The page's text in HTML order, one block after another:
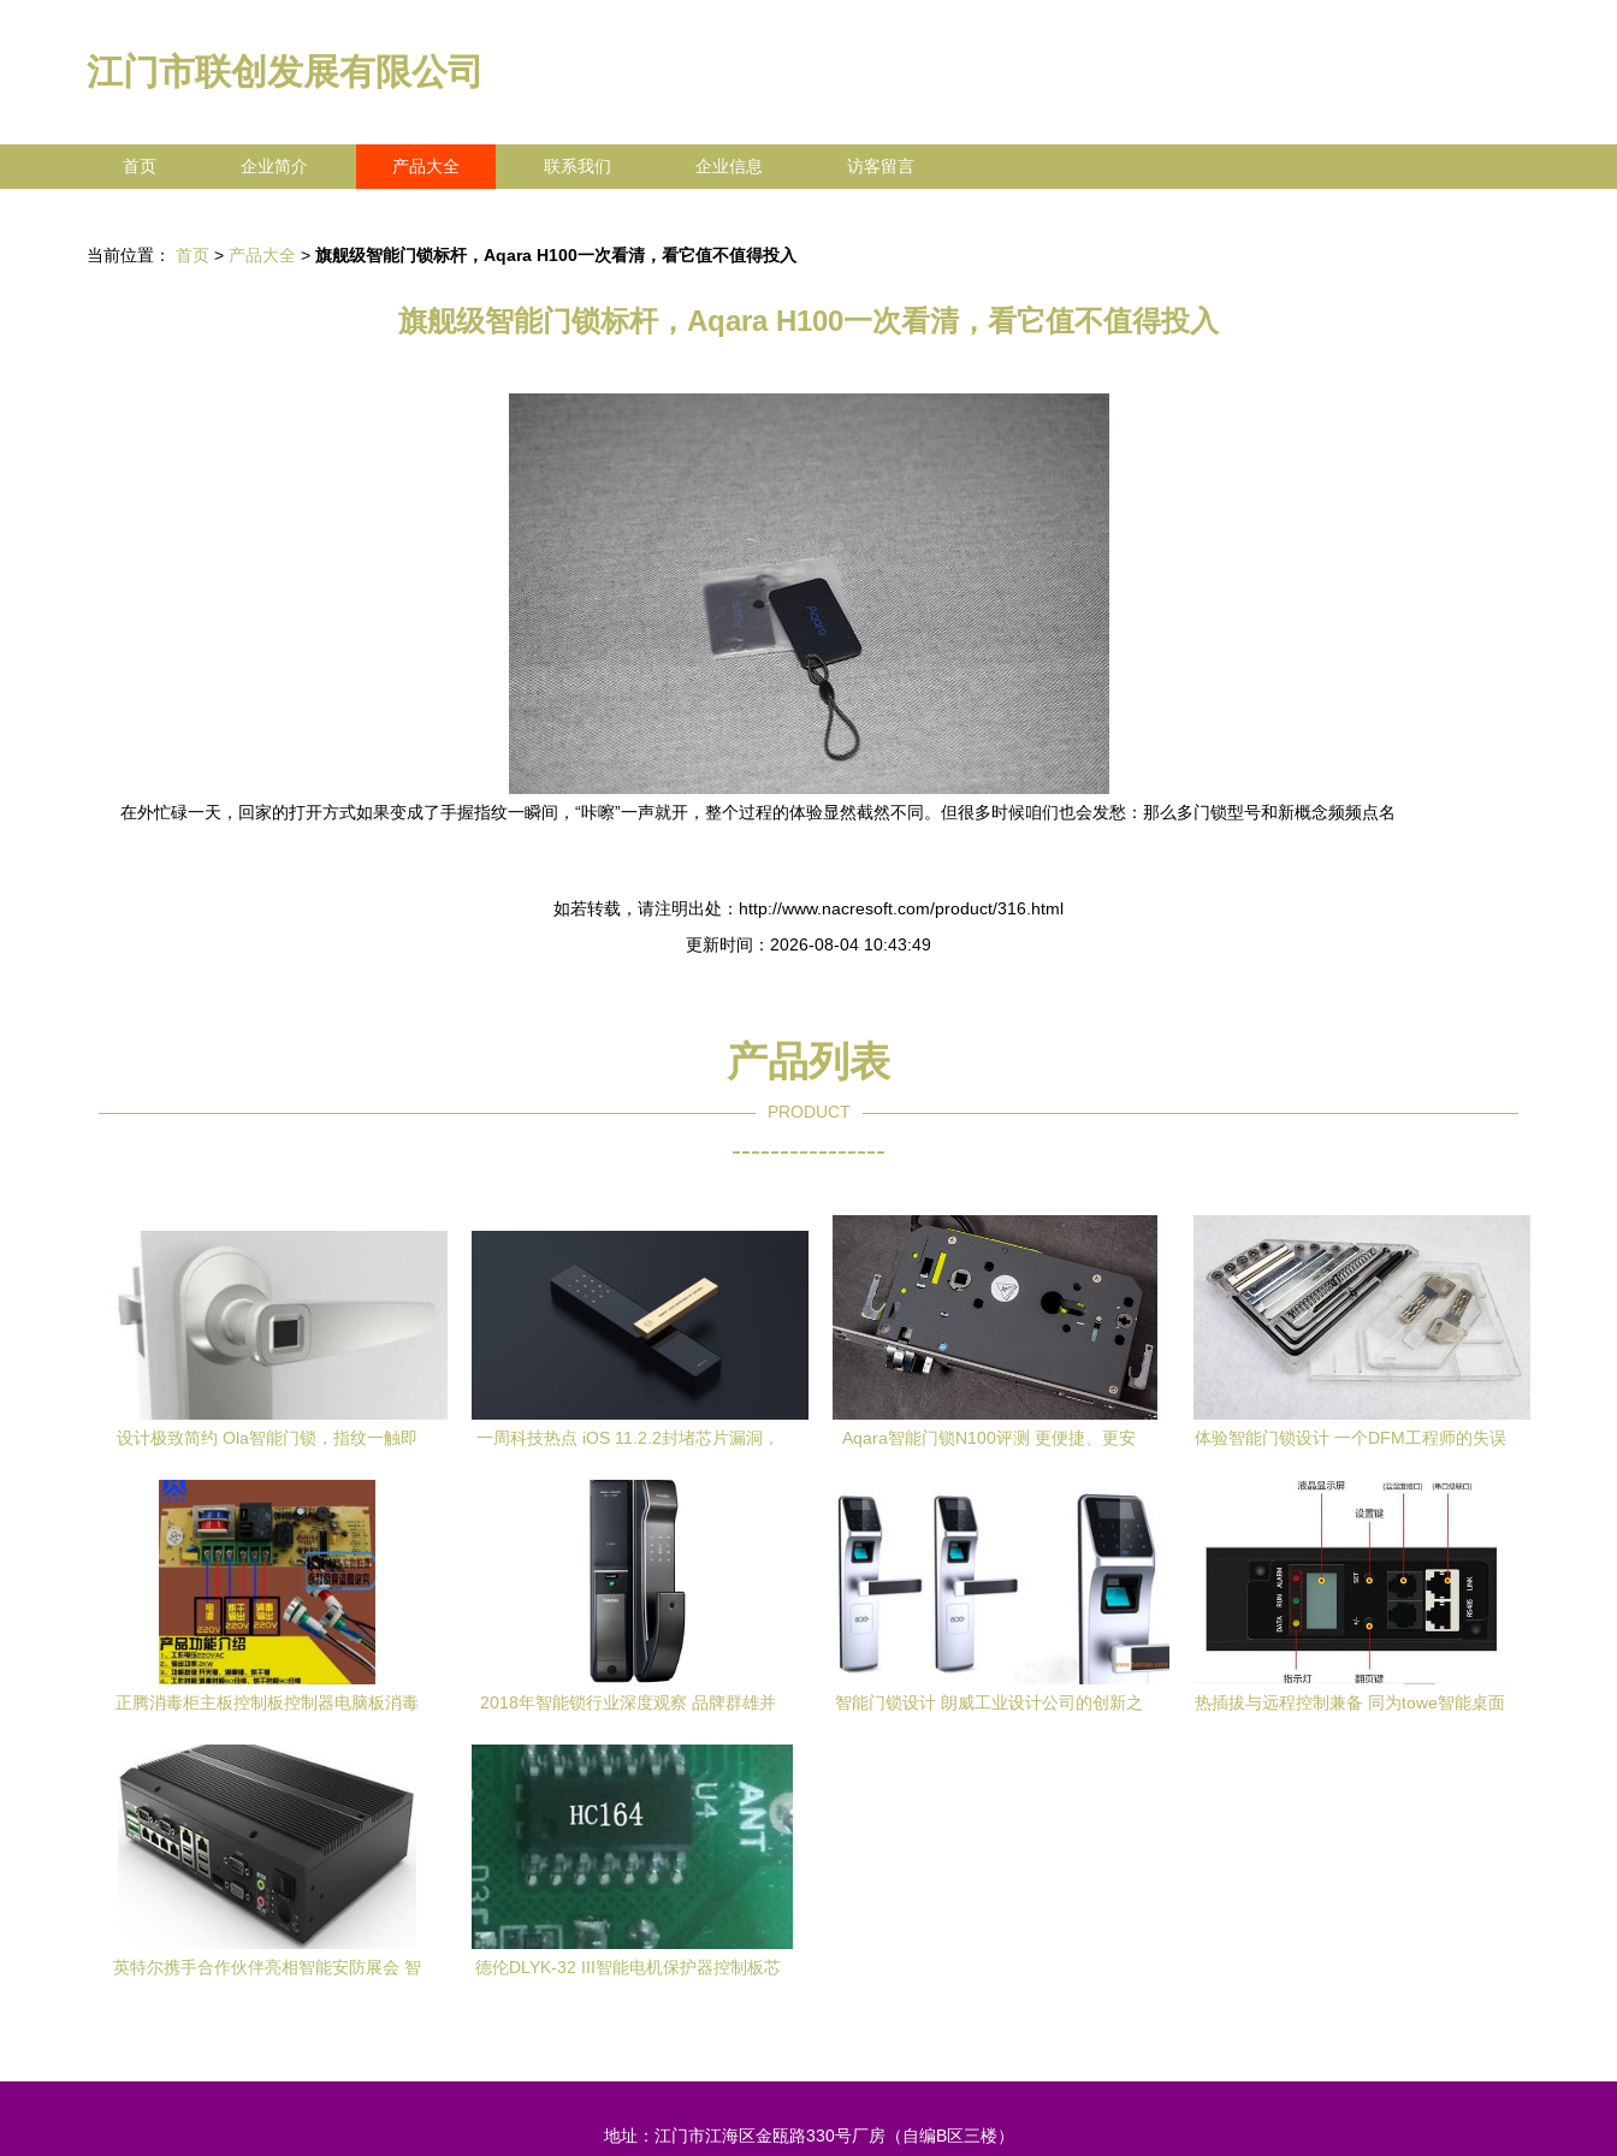
江门市联创发展有限公司
首页 企业简介 产品大全 联系我们 企业信息 访客留言
当前位置： 首页 > 产品大全 > 旗舰级智能门锁标杆，Aqara H100一次看清，看它值不值得投入
旗舰级智能门锁标杆，Aqara H100一次看清，看它值不值得投入
在外忙碌一天，回家的打开方式如果变成了手握指纹一瞬间，“咔嚓”一声就开，整个过程的体验显然截然不同。但很多时候咱们也会发愁：那么多门锁型号和新概念频频点名
如若转载，请注明出处：http://www.nacresoft.com/product/316.html
更新时间：2026-08-04 10:43:49
产品列表
PRODUCT
----------------
设计极致简约 Ola智能门锁，指纹一触即
一周科技热点 iOS 11.2.2封堵芯片漏洞，
Aqara智能门锁N100评测 更便捷、更安
体验智能门锁设计 一个DFM工程师的失误
正腾消毒柜主板控制板控制器电脑板消毒
2018年智能锁行业深度观察 品牌群雄并
智能门锁设计 朗威工业设计公司的创新之
热插拔与远程控制兼备 同为towe智能桌面
英特尔携手合作伙伴亮相智能安防展会 智
德伦DLYK-32 III智能电机保护器控制板芯
地址：江门市江海区金瓯路330号厂房（自编B区三楼）